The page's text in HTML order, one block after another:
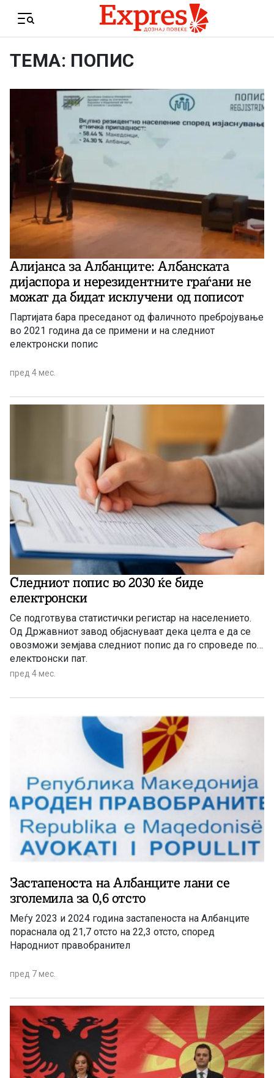
Menu
ТЕМА: ПОПИС
Алијанса за Албанците: Албанската
дијаспора и нерезидентните граѓани не
можат да бидат исклучени од пописот
Партијата бара преседанот од фаличното пребројување
во 2021 година да се примени и на следниот
електронски попис
пред 4 мес.
Следниот попис во 2030 ќе биде
електронски
Се подготвува статистички регистар на населението.
Од Државниот завод објаснуваат дека целта е да се
овозможи земјава следниот попис да го спроведе по
електронски пат.
пред 4 мес.
Застапеноста на Албанците лани се
зголемила за 0,6 отсто
Меѓу 2023 и 2024 година застапеноста на Албанците
пораснала од 21,7 отсто на 22,3 отсто, според
Народниот правобранител
пред 7 мес.